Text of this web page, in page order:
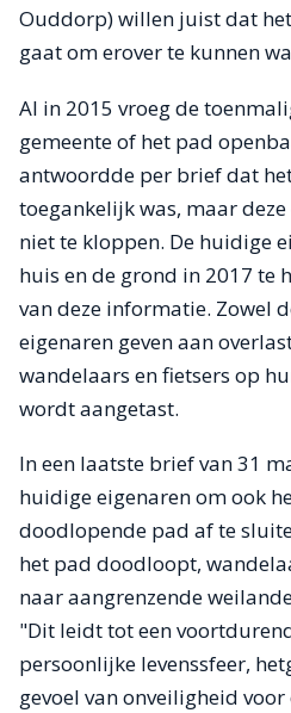
Ouddorp) willen juist dat
gaat om erover te kunnen
Al in 2015 vroeg de
gemeente of het pad
antwoordde per brief dat
toegankelijk was, maar
niet te kloppen. De huidige
huis en de grond in 2017 te
van deze informatie. Zowel
eigenaren geven aan
wandelaars en fietsers op
wordt aangetast.
In een laatste brief van 31
huidige eigenaren om ook
doodlopende pad af te
het pad doodloopt,
naar aangrenzende
"Dit leidt tot een
persoonlijke levenssfeer,
gevoel van onveiligheid